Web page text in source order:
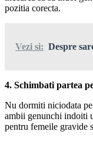
pozitia corecta.
Vezi si: Despre
4. Schimbati partea
Nu dormiti niciodata
ambii genunchi indoiti
pentru femeile gravide